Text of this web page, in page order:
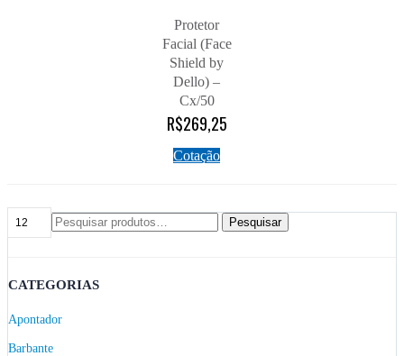
Protetor
Facial (Face
Shield by
Dello) –
Cx/50
R$269,25
Cotação
Pesquisar
CATEGORIAS
Apontador
Barbante